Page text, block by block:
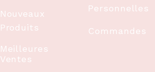
Nouveaux
Produits
Meilleures
Ventes
Personnelles
Commandes